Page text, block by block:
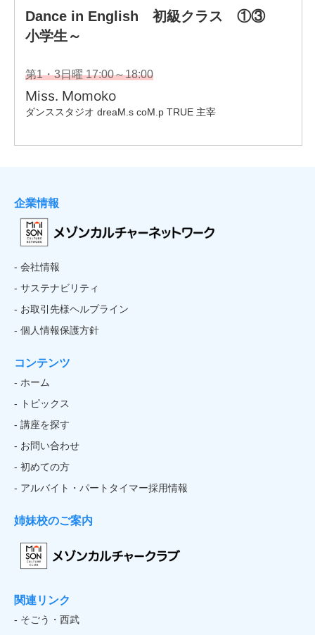
企業情報
- 会社情報
- サステナビリティ
- お取引先様ヘルプライン
- 個人情報保護方針
コンテンツ
- ホーム
- トピックス
- 講座を探す
- お問い合わせ
- 初めての方
- アルバイト・パートタイマー採用情報
姉妹校のご案内
関連リンク
- そごう・西武